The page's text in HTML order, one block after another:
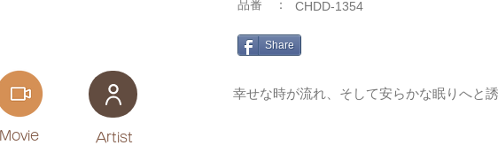
Movie ​Artist
​品番 ：
CHDD-1354
Share
幸せな時が流れ、そして安らかな眠りへと誘